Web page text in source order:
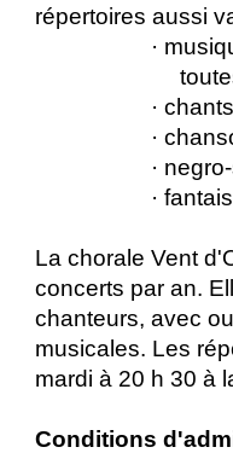
répertoires aussi
·
·
·
·
·
La chorale Vent
concerts par an.
chanteurs, avec
musicales. Les
mardi à 20 h 30 à
Conditions